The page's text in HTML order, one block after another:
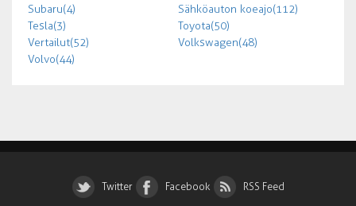
Subaru (4)
Sähköauton koeajo (112)
Tesla (3)
Toyota (50)
Vertailut (52)
Volkswagen (48)
Volvo (44)
Twitter Facebook RSS Feed